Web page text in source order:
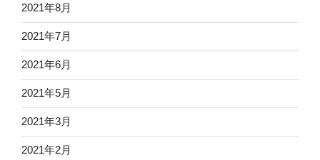
2021年8月
2021年7月
2021年6月
2021年5月
2021年3月
2021年2月